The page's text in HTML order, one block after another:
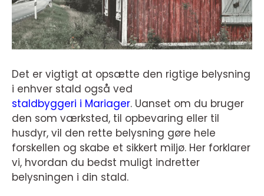
Det er vigtigt at opsætte den rigtige belysning
i enhver stald også ved
staldbyggeri i Mariager. Uanset om du bruger
den som værksted, til opbevaring eller til
husdyr, vil den rette belysning gøre hele
forskellen og skabe et sikkert miljø. Her forklarer
vi, hvordan du bedst muligt indretter
belysningen i din stald.